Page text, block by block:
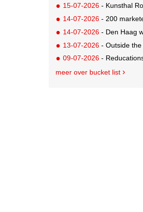
15-07-2026 - Kunsthal
14-07-2026 - 200
14-07-2026 - Den Haag
13-07-2026 - Outside
09-07-2026 -
meer over bucket list